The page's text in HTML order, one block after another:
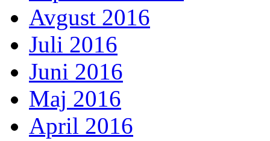
Avgust 2016
Juli 2016
Juni 2016
Maj 2016
April 2016